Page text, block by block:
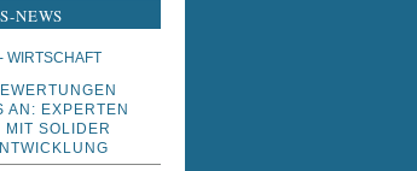
NEWS
AN: EXPERTEN
MIT SOLIDER